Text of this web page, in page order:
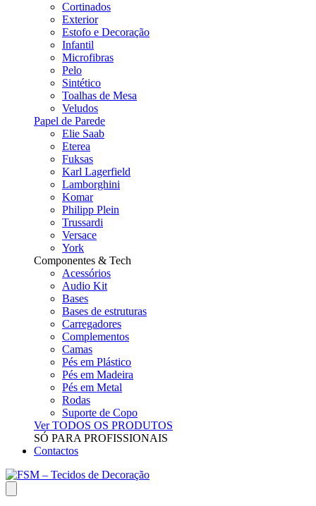
Cortinados
Exterior
Estofo e Decoração
Infantil
Microfibras
Pelo
Sintético
Toalhas de Mesa
Veludos
Papel de Parede
Elie Saab
Eterea
Fuksas
Karl Lagerfield
Lamborghini
Komar
Philipp Plein
Trussardi
Versace
York
Componentes & Tech
Acessórios
Audio Kit
Bases
Bases de estruturas
Carregadores
Complementos
Camas
Pés em Plástico
Pés em Madeira
Pés em Metal
Rodas
Suporte de Copo
Ver TODOS OS PRODUTOS
SÓ PARA PROFISSIONAIS
Contactos